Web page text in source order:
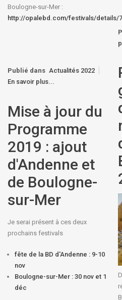
Boulogne-sur-Mer :
http://opalebd.com/festivals/details/7
Publié dans Actualités 2022
En savoir plus...
Mise à jour du
Programme
2019 : ajout
d'Andenne et
de Boulogne-
sur-Mer
Je serai présent à ces deux
prochains festivals
fête de la BD d'Andenne : 9-10
nov
Boulogne-sur-Mer : 30 nov et 1
déc